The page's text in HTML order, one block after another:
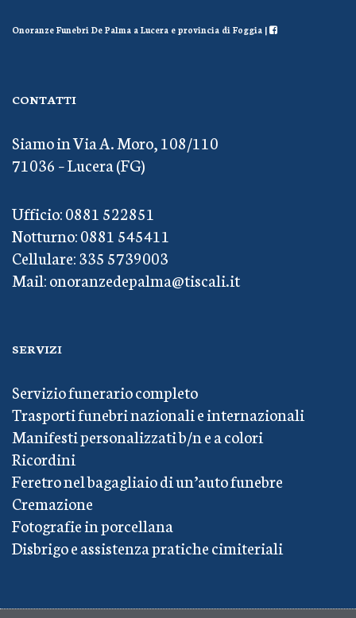
Onoranze Funebri De Palma a Lucera e provincia di Foggia |
CONTATTI
Siamo in Via A. Moro, 108/110
71036 – Lucera (FG)
Ufficio: 0881 522851
Notturno: 0881 545411
Cellulare: 335 5739003
Mail: onoranzedepalma@tiscali.it
SERVIZI
Servizio funerario completo
Trasporti funebri nazionali e internazionali
Manifesti personalizzati b/n e a colori
Ricordini
Feretro nel bagagliaio di un’auto funebre
Cremazione
Fotografie in porcellana
Disbrigo e assistenza pratiche cimiteriali